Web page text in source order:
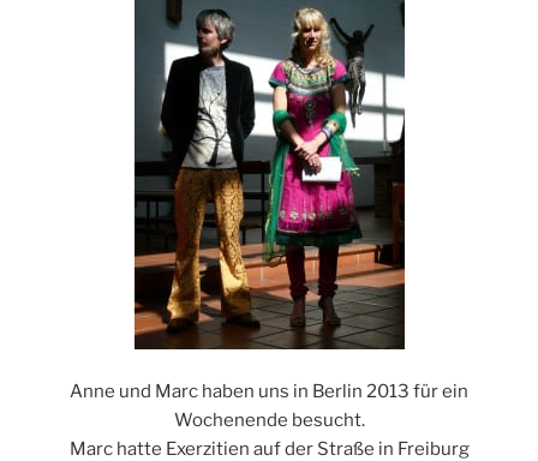
Anne und Marc haben uns in Berlin 2013 für ein
Wochenende besucht.
Marc hatte Exerzitien auf der Straße in Freiburg